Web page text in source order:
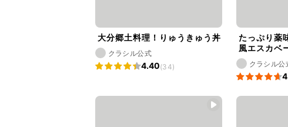
大分郷土料理！りゅうきゅう丼
クラシル公式
4.40(34)
たっぷり薬
風エスカベ
クラシル公